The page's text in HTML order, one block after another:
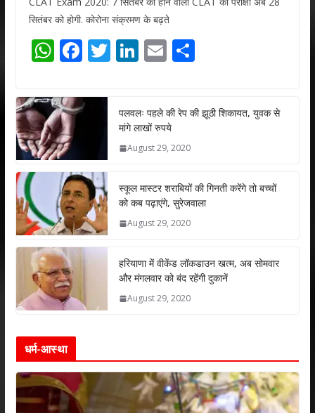
सितंबर को होगी. कोरोना संक्रमण के बढ़ते
W
at
s
A
p
p
F
e
b
o
k
T
er
Li
e
dI
n
E
l
S
e
पलवलः पहले की रेप की झूठी शिकायत, युवक से
मांगे लाखों रुपये
August 29, 2020
स्कूल मास्टर शराबियों की गिनती करेंगे तो बच्चों
को कब पढ़ाएंगे, सुरेजवाला
August 29, 2020
हरियाणा में वीकेंड लॉकडाउन खत्म, अब सोमवार
और मंगलवार को बंद रहेंगी दुकानें
August 29, 2020
धर्म-आस्था